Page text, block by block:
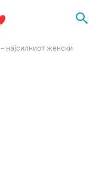
најсилниот женски